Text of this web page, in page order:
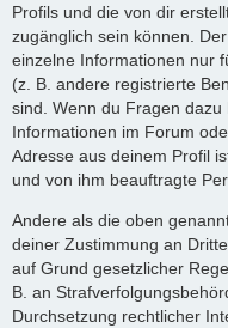
Profils und die von dir
zugänglich sein können.
einzelne Informationen nur
(z. B. andere registrierte
sind. Wenn du Fragen
Informationen im Forum
Adresse aus deinem Profil
und von ihm beauftragte
Andere als die oben
deiner Zustimmung an
auf Grund gesetzlicher
B. an
Durchsetzung rechtlicher